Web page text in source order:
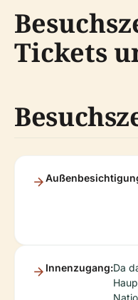
Tickets
Innenzugang:Da